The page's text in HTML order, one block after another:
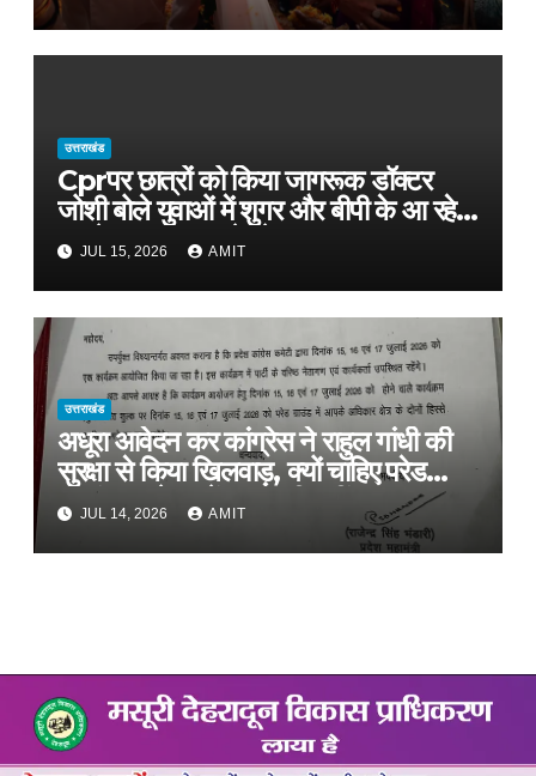
उत्तराखंड
Cprपर छात्रों को किया जागरूक डॉक्टर
जोशी बोले युवाओं में शुगर और बीपी के आ रहे
मामले, फास्ट फूड से रहे दूर
JUL 15, 2026 AMIT
उत्तराखंड
अधूरा आवेदन कर कांग्रेस ने राहुल गांधी की
सुरक्षा से किया खिलवाड़, क्यों चाहिए परेड
ग्राउंड, आवेदन में बताया ही नहीं
JUL 14, 2026 AMIT